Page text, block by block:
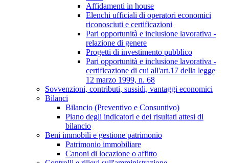
Affidamenti in house
Elenchi ufficiali di operatori economici
riconosciuti e certificazioni
Pari opportunità e inclusione lavorativa -
relazione di genere
Progetti di investimento pubblico
Pari opportunità e inclusione lavorativa -
certificazione di cui all'art.17 della legge
12 marzo 1999, n. 68
Sovvenzioni, contributi, sussidi, vantaggi economici
Bilanci
Bilancio (Preventivo e Consuntivo)
Piano degli indicatori e dei risultati attesi di
bilancio
Beni immobili e gestione patrimonio
Patrimonio immobiliare
Canoni di locazione o affitto